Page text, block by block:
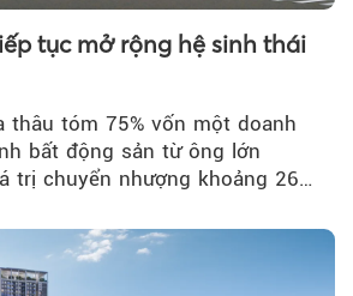
tục mở rộng hệ sinh thái
thâu tóm 75% vốn một doanh
bất động sản từ ông lớn
trị chuyển nhượng khoảng 262